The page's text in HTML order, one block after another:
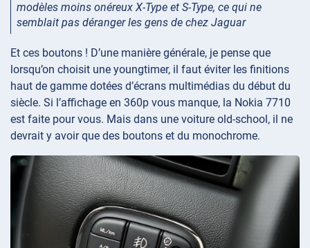
modèles moins onéreux X-Type et S-Type, ce qui ne
semblait pas déranger les gens de chez Jaguar
Et ces boutons ! D’une manière générale, je pense que
lorsqu’on choisit une youngtimer, il faut éviter les finitions
haut de gamme dotées d’écrans multimédias du début du
siècle. Si l’affichage en 360p vous manque, la Nokia 7710
est faite pour vous. Mais dans une voiture old-school, il ne
devrait y avoir que des boutons et du monochrome.